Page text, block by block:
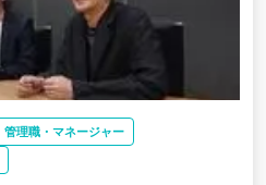
管理職・マネージャー